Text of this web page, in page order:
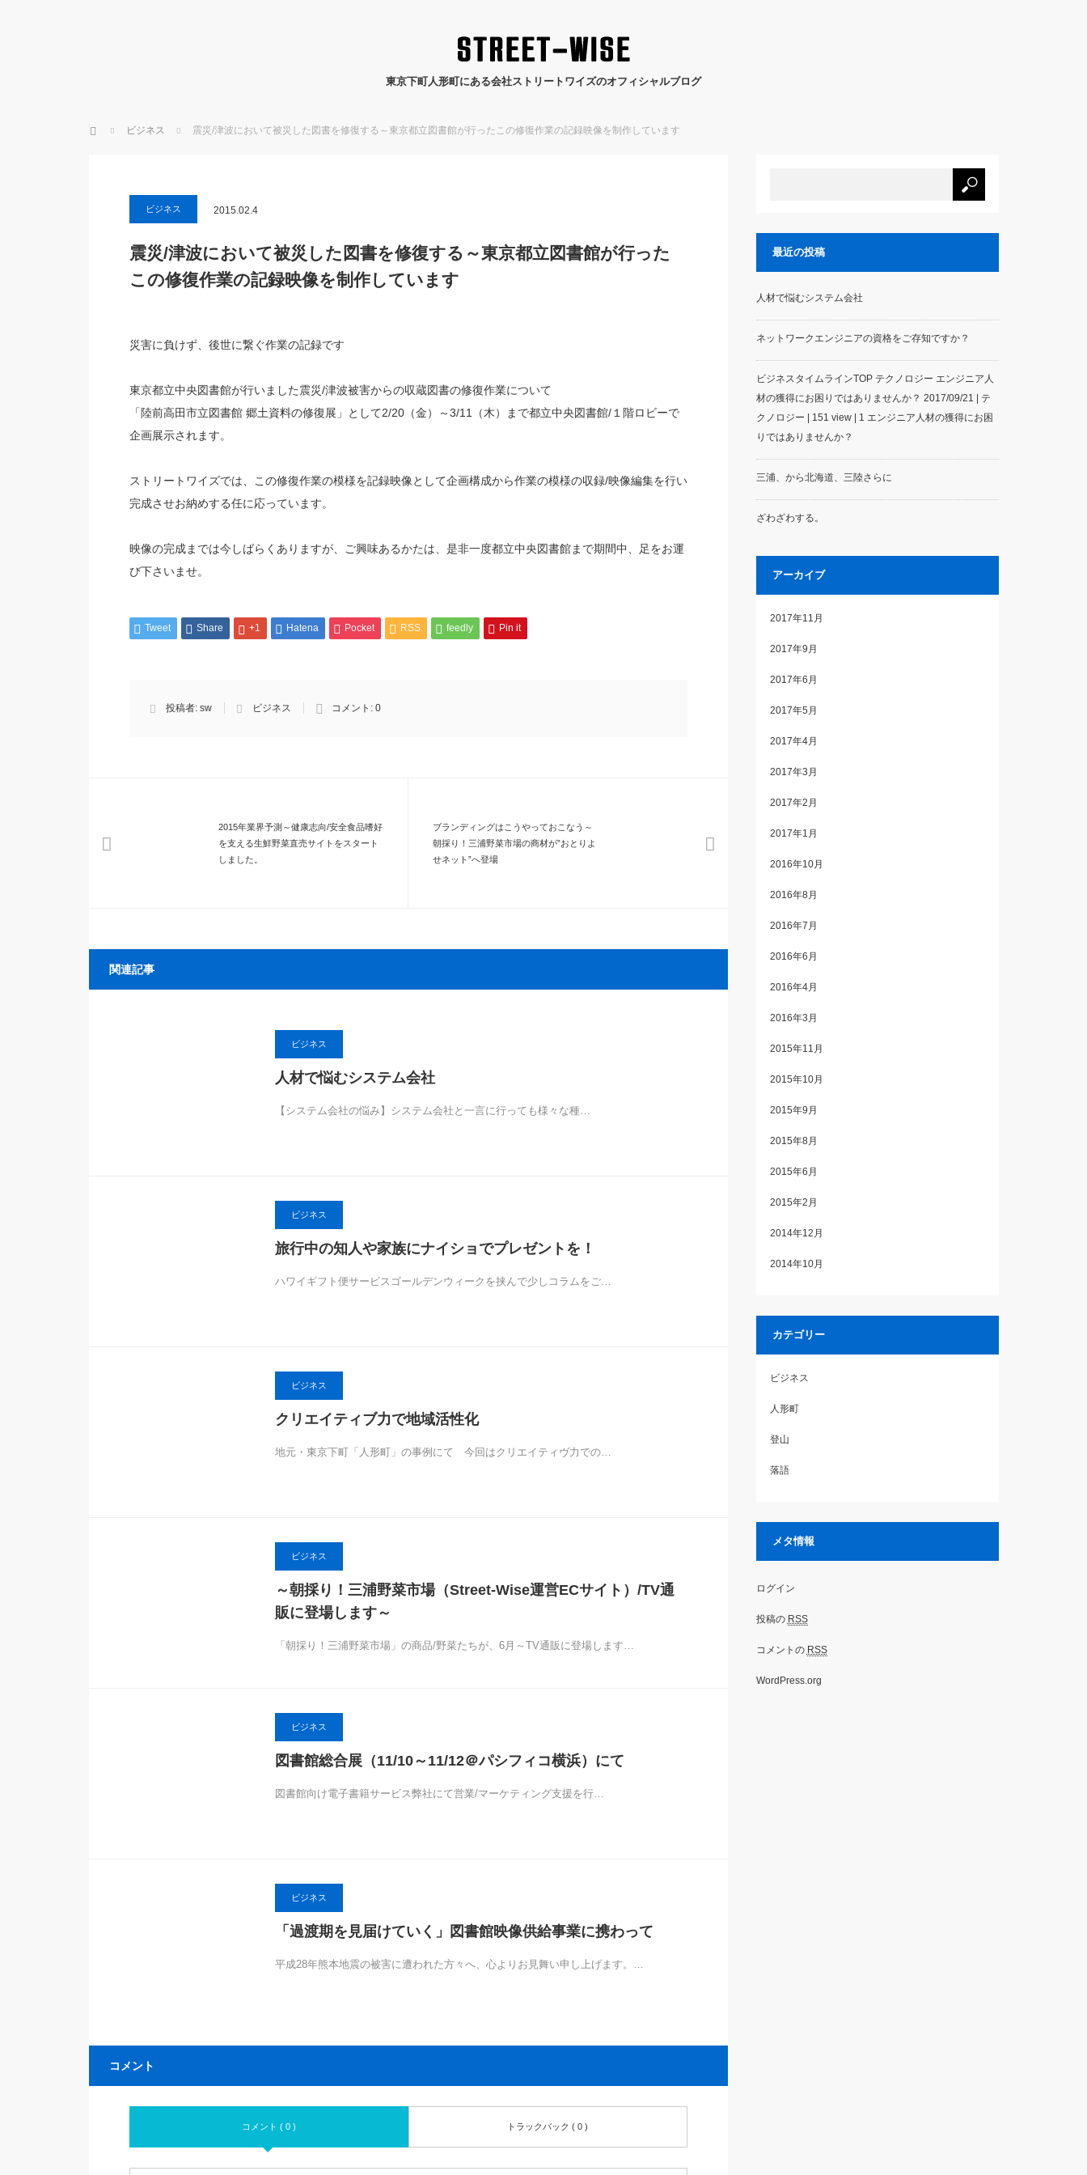
東京下町人形町にある会社ストリートワイズのオフィシャルブログ
ホーム ビジネス 震災/津波において被災した図書を修復する～東京都立図書館が行ったこの修復作業の記録映像を制作しています
ビジネス 2015.02.4
震災/津波において被災した図書を修復する～東京都立図書館が行った
この修復作業の記録映像を制作しています
災害に負けず、後世に繋ぐ作業の記録です
東京都立中央図書館が行いました震災/津波被害からの収蔵図書の修復作業について
「陸前高田市立図書館 郷土資料の修復展」として2/20（金）～3/11（木）まで都立中央図書館/１階ロビーで
企画展示されます。
ストリートワイズでは、この修復作業の模様を記録映像として企画構成から作業の模様の収録/映像編集を行い
完成させお納めする任に応っています。
映像の完成までは今しばらくありますが、ご興味あるかたは、是非一度都立中央図書館まで期間中、足をお運
び下さいませ。
Tweet Share +1 Hatena Pocket RSS feedly Pin it
投稿者: sw ビジネス コメント: 0
2015年業界予測～健康志向/安全食品嗜好
を支える生鮮野菜直売サイトをスタート
しました。
ブランディングはこうやっておこなう～
朝採り！三浦野菜市場の商材が”おとりよ
せネット”へ登場
関連記事
ビジネス
人材で悩むシステム会社
【システム会社の悩み】システム会社と一言に行っても様々な種…
ビジネス
旅行中の知人や家族にナイショでプレゼントを！
ハワイギフト便サービスゴールデンウィークを挟んで少しコラムをご…
ビジネス
クリエイティブ力で地域活性化
地元・東京下町「人形町」の事例にて 今回はクリエイティヴ力での…
ビジネス
～朝採り！三浦野菜市場（Street-Wise運営ECサイト）/TV通
販に登場します～
「朝採り！三浦野菜市場」の商品/野菜たちが、6月～TV通販に登場します…
ビジネス
図書館総合展（11/10～11/12＠パシフィコ横浜）にて
図書館向け電子書籍サービス弊社にて営業/マーケティング支援を行…
ビジネス
「過渡期を見届けていく」図書館映像供給事業に携わって
平成28年熊本地震の被害に遭われた方々へ、心よりお見舞い申し上げます。…
コメント
コメント ( 0 ) トラックバック ( 0 )
最近の投稿
人材で悩むシステム会社
ネットワークエンジニアの資格をご存知ですか？
ビジネスタイムラインTOP テクノロジー エンジニア人
材の獲得にお困りではありませんか？ 2017/09/21 | テ
クノロジー | 151 view | 1 エンジニア人材の獲得にお困
りではありませんか？
三浦、から北海道、三陸さらに
ざわざわする。
アーカイブ
2017年11月
2017年9月
2017年6月
2017年5月
2017年4月
2017年3月
2017年2月
2017年1月
2016年10月
2016年8月
2016年7月
2016年6月
2016年4月
2016年3月
2015年11月
2015年10月
2015年9月
2015年8月
2015年6月
2015年2月
2014年12月
2014年10月
カテゴリー
ビジネス
人形町
登山
落語
メタ情報
ログイン
投稿の RSS
コメントの RSS
WordPress.org